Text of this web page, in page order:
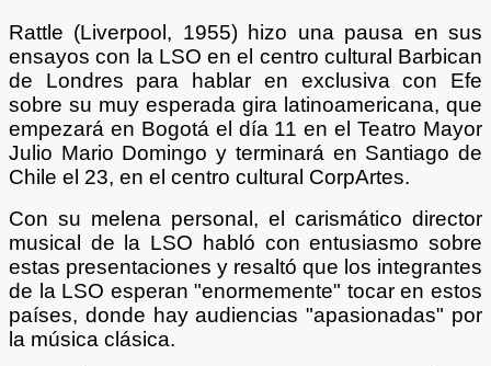
Rattle (Liverpool, 1955) hizo una pausa en sus
ensayos con la LSO en el centro cultural Barbican
de Londres para hablar en exclusiva con Efe
sobre su muy esperada gira latinoamericana, que
empezará en Bogotá el día 11 en el Teatro Mayor
Julio Mario Domingo y terminará en Santiago de
Chile el 23, en el centro cultural CorpArtes.
Con su melena personal, el carismático director
musical de la LSO habló con entusiasmo sobre
estas presentaciones y resaltó que los integrantes
de la LSO esperan "enormemente" tocar en estos
países, donde hay audiencias "apasionadas" por
la música clásica.